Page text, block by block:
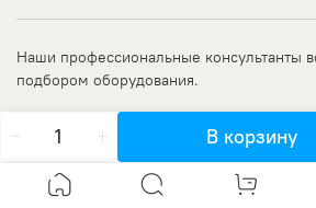
В корзину
Наши профессиональные консультанты
подбором оборудования.